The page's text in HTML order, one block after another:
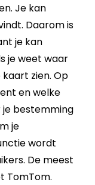
Je kan
Daarom is
je kan
je weet waar
zien. Op
en welke
je bestemming
je
wordt
De meest
TomTom.